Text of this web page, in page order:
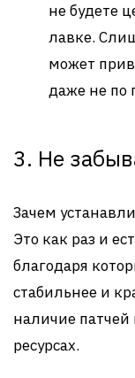
не будете
лавке.
может
даже не по
3. Не
Зачем
Это как раз и
благодаря
стабильнее и
наличие
ресурсах.